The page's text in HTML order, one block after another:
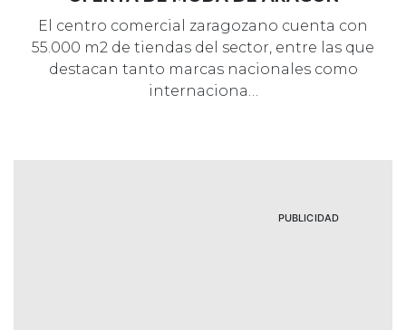
El centro comercial zaragozano cuenta con
55.000 m2 de tiendas del sector, entre las que
destacan tanto marcas nacionales como
internaciona…
PUBLICIDAD